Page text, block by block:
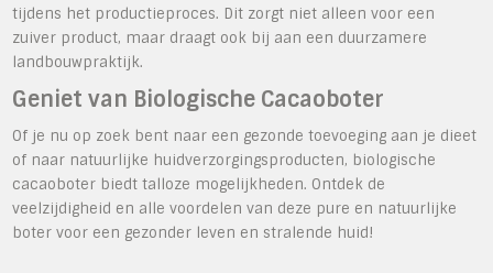
tijdens het productieproces. Dit zorgt niet alleen voor een
zuiver product, maar draagt ook bij aan een duurzamere
landbouwpraktijk.
Geniet van Biologische Cacaoboter
Of je nu op zoek bent naar een gezonde toevoeging aan je dieet
of naar natuurlijke huidverzorgingsproducten, biologische
cacaoboter biedt talloze mogelijkheden. Ontdek de
veelzijdigheid en alle voordelen van deze pure en natuurlijke
boter voor een gezonder leven en stralende huid!